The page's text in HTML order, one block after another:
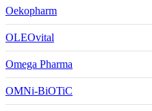
Oekopharm
OLEOvital
Omega Pharma
OMNi-BiOTiC